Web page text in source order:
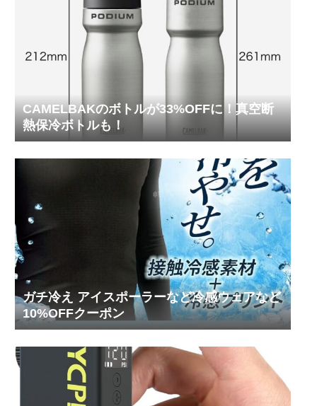
CAMELBAKのボトルが33%OFFに！真空断
熱保冷ボトルも！
ガチ冷え アイスポーラーなど冷感ウェアなど
10%OFFクーポン